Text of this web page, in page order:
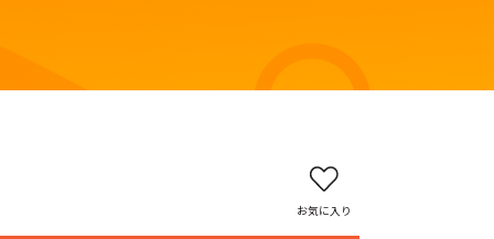
お気に入り